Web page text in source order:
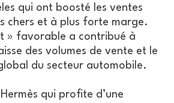
qui ont boosté les ventes
chers et à plus forte marge.
» favorable a contribué à
des volumes de vente et le
du secteur automobile.
qui profite d’une